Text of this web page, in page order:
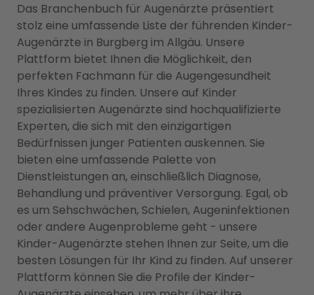
Das Branchenbuch für Augenärzte präsentiert
stolz eine umfassende Liste der führenden Kinder-
Augenärzte in Burgberg im Allgäu. Unsere
Plattform bietet Ihnen die Möglichkeit, den
perfekten Fachmann für die Augengesundheit
Ihres Kindes zu finden. Unsere auf Kinder
spezialisierten Augenärzte sind hochqualifizierte
Experten, die sich mit den einzigartigen
Bedürfnissen junger Patienten auskennen. Sie
bieten eine umfassende Palette von
Dienstleistungen an, einschließlich Diagnose,
Behandlung und präventiver Versorgung. Egal, ob
es um Sehschwächen, Schielen, Augeninfektionen
oder andere Augenprobleme geht - unsere
Kinder-Augenärzte stehen Ihnen zur Seite, um die
besten Lösungen für Ihr Kind zu finden. Auf unserer
Plattform können Sie die Profile der Kinder-